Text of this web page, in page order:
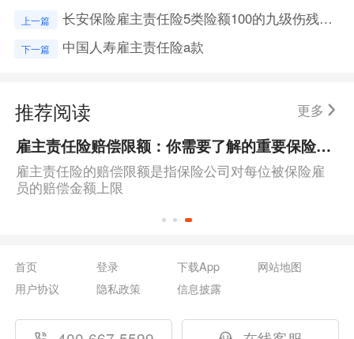
上一篇 长安保险雇主责任险5类险额100的九级伤残赔偿标准
下一篇 中国人寿雇主责任险a款
推荐阅读 更多
雇主责任险赔偿限额：你需要了解的重要保险条款
雇主责任险的赔偿限额是指保险公司对每位被保险雇
员的赔偿金额上限
首页 登录 下载App
网站地图
用户协议
隐私政策 信息披露